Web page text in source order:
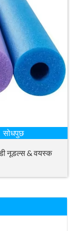
सोधपुछ
नूडल्स & वयस्क